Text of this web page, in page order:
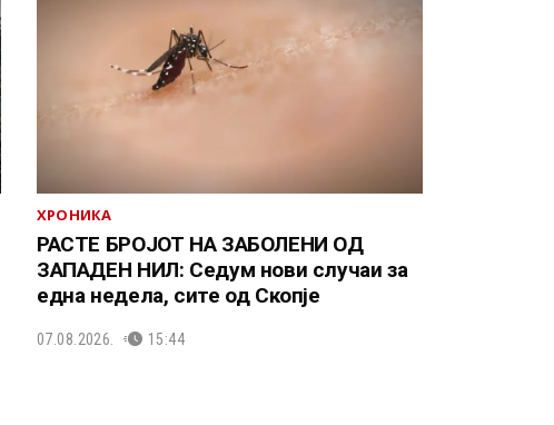
ХРОНИКА
РАСТЕ БРОЈОТ НА ЗАБОЛЕНИ ОД
ЗАПАДЕН НИЛ: Седум нови случаи за
една недела, сите од Скопје
07.08.2026. 15:44